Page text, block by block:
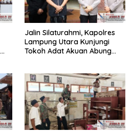
Jalin Silaturahmi, Kapolres
Lampung Utara Kunjungi
Tokoh Adat Akuan Abung